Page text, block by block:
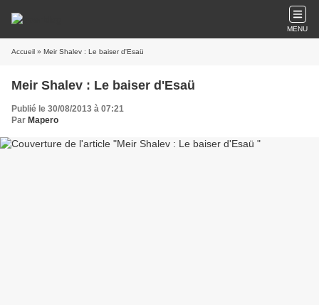
MENU
Accueil » Meir Shalev : Le baiser d'Esaü
Meir Shalev : Le baiser d'Esaü
Publié le 30/08/2013 à 07:21
Par Mapero